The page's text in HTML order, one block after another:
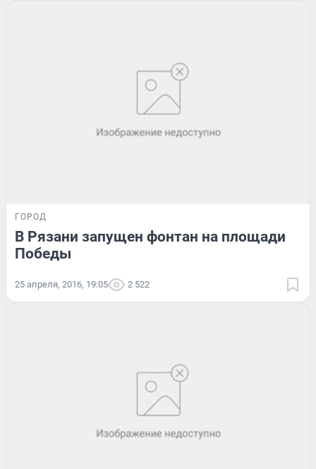
ГОРОД
В Рязани запущен фонтан на площади
Победы
25 апреля, 2016, 19:05 2 522